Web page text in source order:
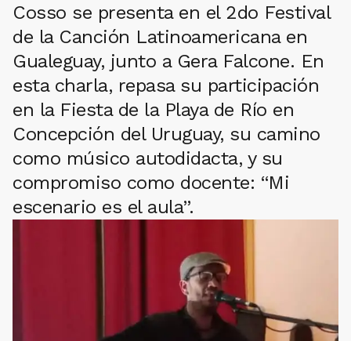
Cosso se presenta en el 2do Festival
de la Canción Latinoamericana en
Gualeguay, junto a Gera Falcone. En
esta charla, repasa su participación
en la Fiesta de la Playa de Río en
Concepción del Uruguay, su camino
como músico autodidacta, y su
compromiso como docente: “Mi
escenario es el aula”.